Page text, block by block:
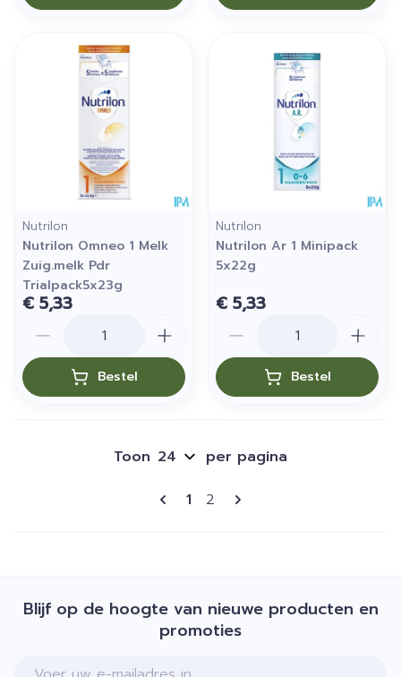
Nutrilon
Nutrilon Omneo 1 Melk
Zuig.melk Pdr
Trialpack5x23g
€ 5,33
Bestel
Nutrilon
Nutrilon Ar 1 Minipack
5x22g
€ 5,33
Bestel
Pagina's
U lees momenteel pagina
1 Pagina
2
Toon per pagina
Blijf op de hoogte van nieuwe producten en
promoties
E-mail adres